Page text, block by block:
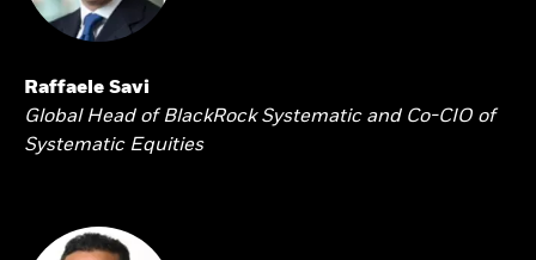
Raffaele Savi
Global Head of BlackRock Systematic and Co-CIO of
Systematic Equities